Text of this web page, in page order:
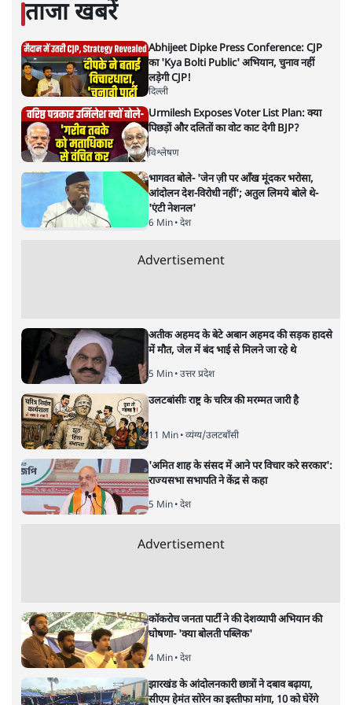
रंजीत कुमारकी और स्टोरी पढ़ें
विपक्ष के लिए विधानसभा चुनाव नतीजे
संजीवनी हैं!
विचार | राजेश बादल| 29 MAR, 2025
विधानसभा चुनाव नतीजों के क्या मायने हैं? बीजेपी कुछ भी दावे करे,
लेकिन विपक्षी दलों के लिए चुनाव नतीजे क्या कुछ ख़ास संदेश देते हैं?
दो विधानसभाओं और अन्य राज्यों में हुए उप चुनाव यक़ीनन
भारतीय लोकतंत्र में प्राणवायु का काम करेंगे। इनका असर अगले
साल होने वाले कुछ राज्यों के विधानसभा और फिर 2024 में
लोकसभा निर्वाचन पर अवश्य दिखाई देगा। पिछले लोकसभा चुनाव
विपक्ष अत्यंत दुर्बल नज़र आने लगा है। इससे अवाम के मसलों का
स्वर मद्धम पड़ने का ख़तरा मंडराने लगता है। वह संसद या
विधानसभाओं में जनता का पक्ष पुरज़ोर ढंग से नहीं उठा पाता।
दूसरी ओर पक्ष के व्यवहार और सोच में अधिनायकवादी
मानसिकता झलकने लगती है। वह महत्वपूर्ण मसलों पर विपक्ष को